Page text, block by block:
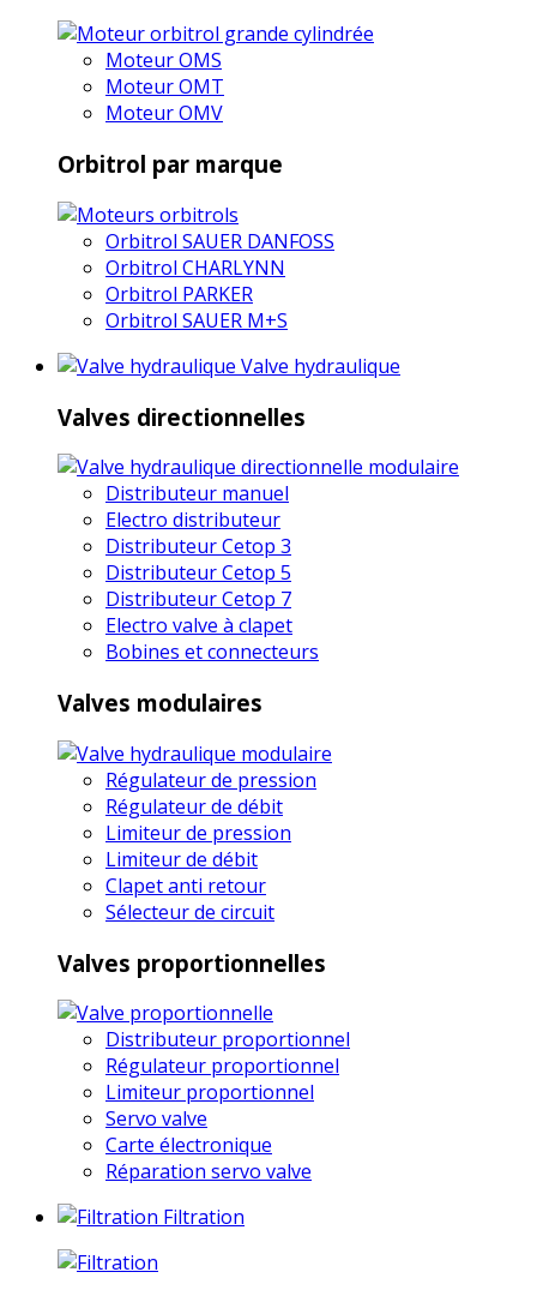
Moteur OMS
Moteur OMT
Moteur OMV
Orbitrol par marque
Orbitrol SAUER DANFOSS
Orbitrol CHARLYNN
Orbitrol PARKER
Orbitrol SAUER M+S
Valve hydraulique
Valves directionnelles
Distributeur manuel
Electro distributeur
Distributeur Cetop 3
Distributeur Cetop 5
Distributeur Cetop 7
Electro valve à clapet
Bobines et connecteurs
Valves modulaires
Régulateur de pression
Régulateur de débit
Limiteur de pression
Limiteur de débit
Clapet anti retour
Sélecteur de circuit
Valves proportionnelles
Distributeur proportionnel
Régulateur proportionnel
Limiteur proportionnel
Servo valve
Carte électronique
Réparation servo valve
Filtration